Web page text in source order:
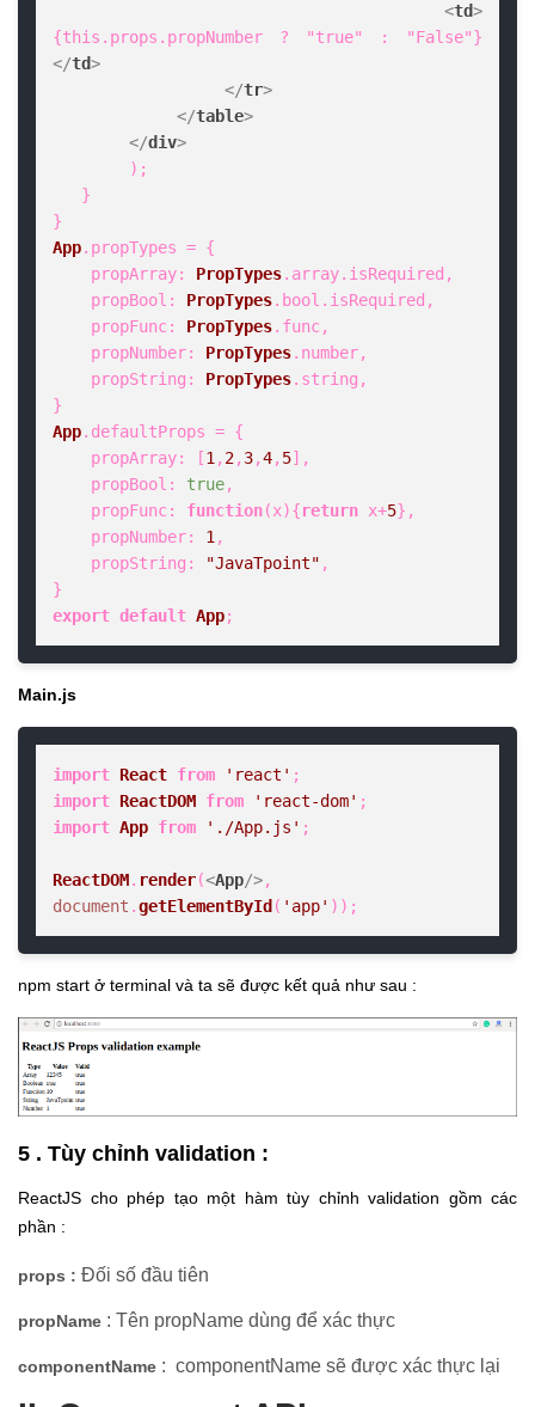
<td>
{this.props.propNumber ? "true" : "False"}
</td>
</tr>
</table>
</div>
App. propTypes = {
propArray: PropTypes. array. isRequired ,
propBool : PropTypes. bool . isRequired ,
propFunc: PropTypes. func,
propNumber: PropTypes. number,
propString : PropTypes. string ,
App. defaultProps = {
propArray: [1 , 2, 3,4, 5],
propBool : true,
propFunc: function(x){return x+5},
propNumber: 1 ,
propString : "JavaTpoint" ,
export default App;
Main.js
import React from 'react'
import ReactDOM from 'react-dom'
import App from './App.js' ;
ReactDOM. render(<App/>
document .getElementById ( 'app' ));
npm start ở terminal và ta sẽ được kết quả như sau :
5 . Tùy chỉnh validation :
ReactJS cho phép tạo một hàm tùy chỉnh validation gồm các
phần :
props : Đối số đầu tiên
propName : Tên propName dùng để xác thực
componentName : componentName sẽ được xác thực lại